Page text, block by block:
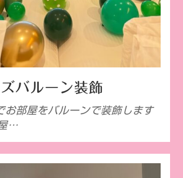
バルーン装飾
お部屋をバルーンで装飾します
…